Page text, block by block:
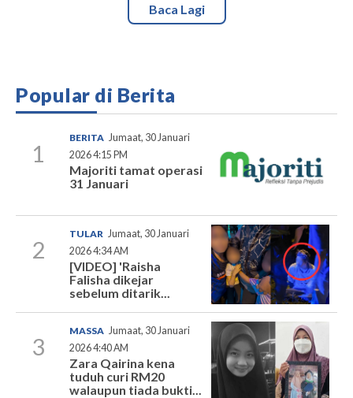
Baca Lagi
Popular di Berita
1
BERITA Jumaat, 30 Januari
2026 4:15 PM
Majoriti tamat operasi
31 Januari
2
TULAR Jumaat, 30 Januari
2026 4:34 AM
[VIDEO] 'Raisha
Falisha dikejar
sebelum ditarik...
3
MASSA Jumaat, 30 Januari
2026 4:40 AM
Zara Qairina kena
tuduh curi RM20
walaupun tiada bukti...